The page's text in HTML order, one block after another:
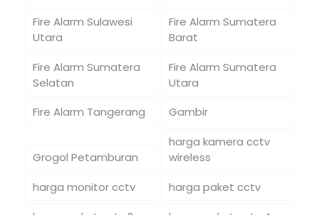
Fire Alarm Sulawesi
Utara
Fire Alarm Sumatera
Barat
Fire Alarm Sumatera
Selatan
Fire Alarm Sumatera
Utara
Fire Alarm Tangerang
Gambir
Grogol Petamburan
harga kamera cctv
wireless
harga monitor cctv
harga paket cctv